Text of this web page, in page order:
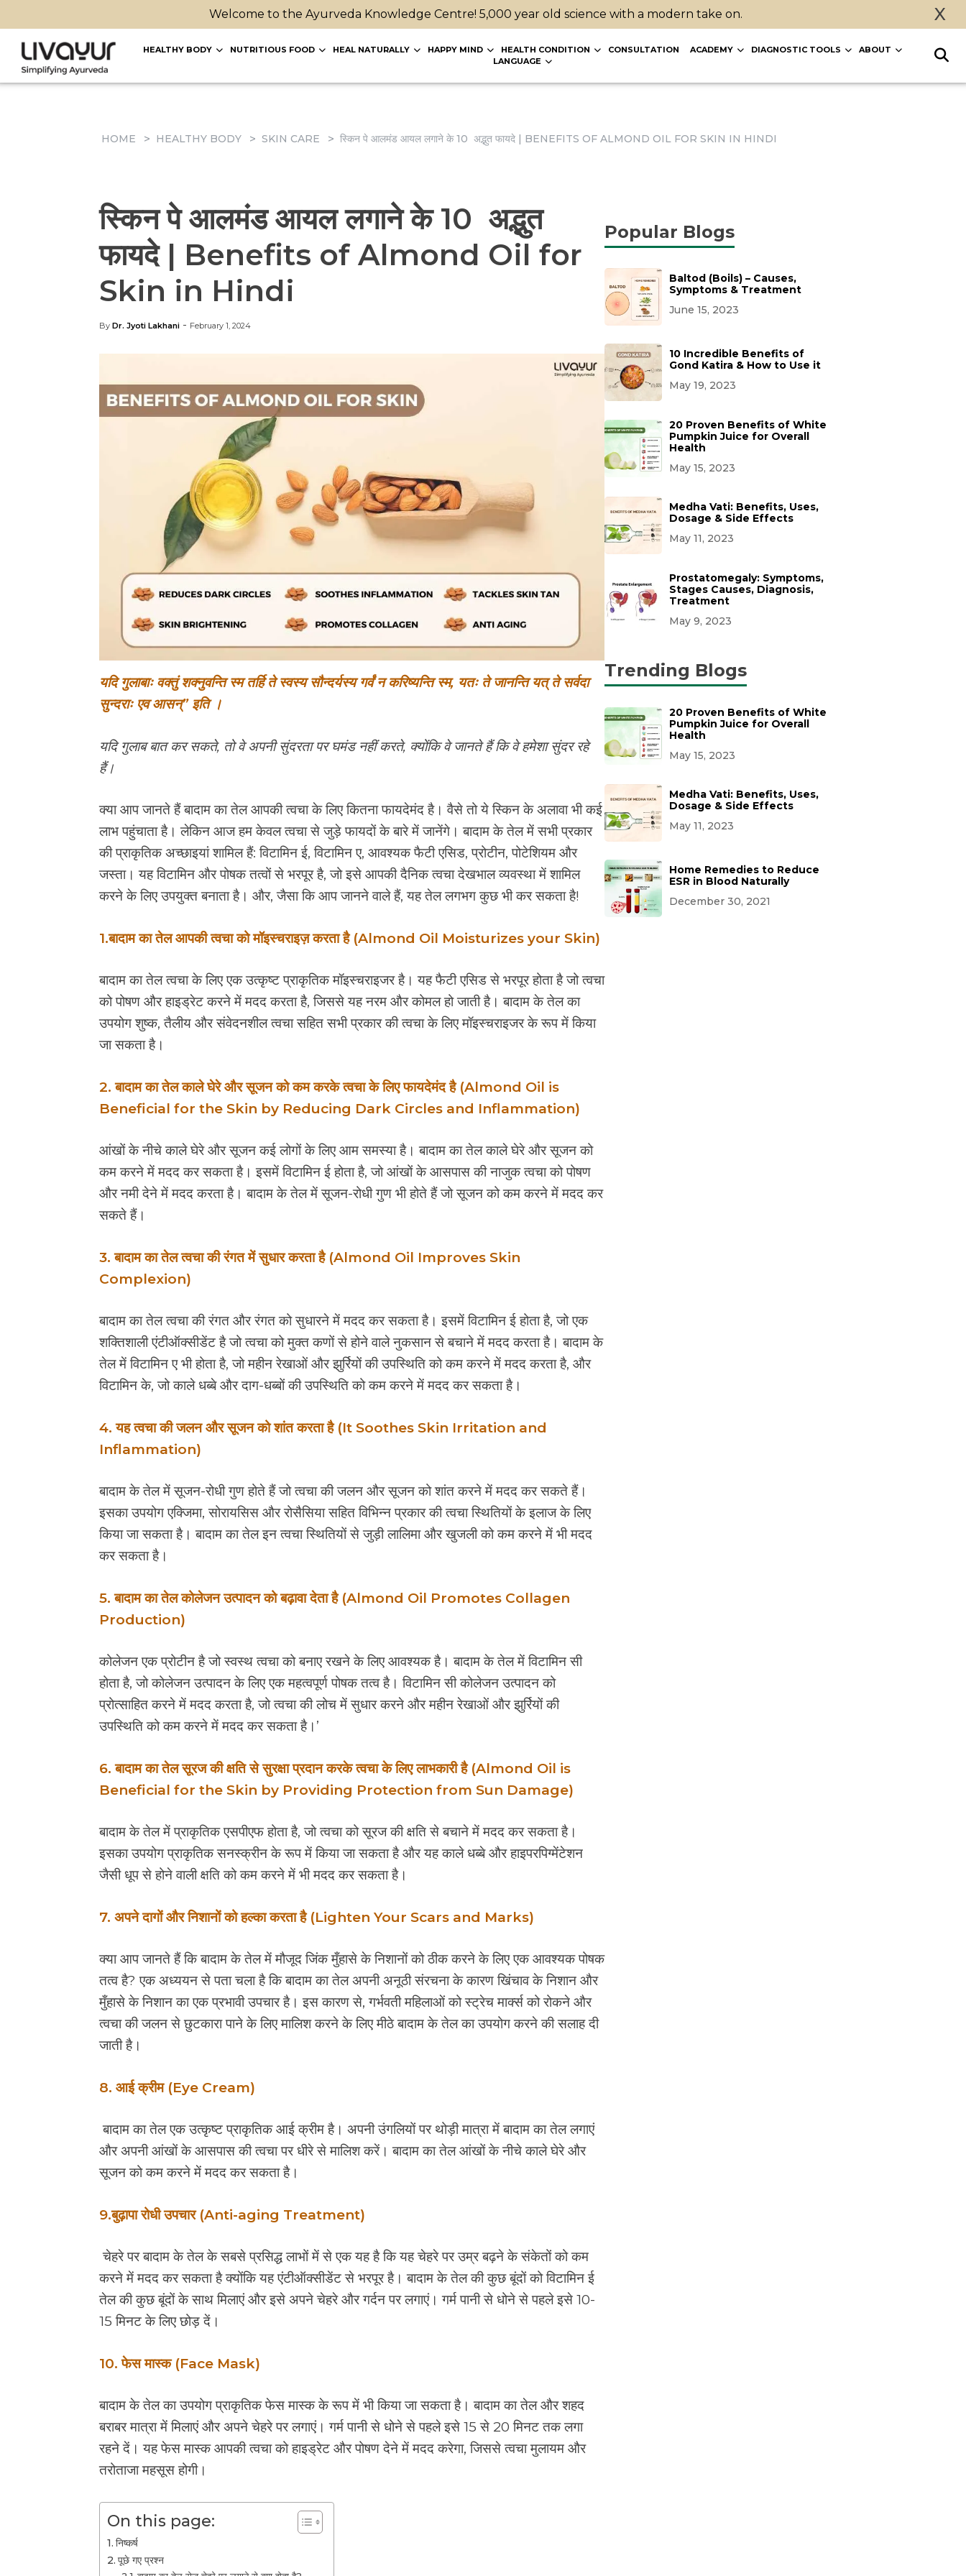
Welcome to the Ayurveda Knowledge Centre! 5,000 year old science with a modern take on. X
HEALTHY BODY NUTRITIOUS FOOD HEAL NATURALLY HAPPY MIND HEALTH CONDITION CONSULTATION ACADEMY DIAGNOSTIC TOOLS
ABOUT
LANGUAGE
HOME HEALTHY BODY SKIN CARE स्किन पे आलमंड आयल लगाने के 10 अद्भुत फायदे | BENEFITS OF ALMOND OIL FOR SKIN IN HINDI
स्किन पे आलमंड आयल लगाने के 10 अद्भुत
फायदे | Benefits of Almond Oil for
Skin in Hindi
By Dr. Jyoti Lakhani - February 1, 2024
यदि गुलाबाः वक्तुं शक्नुवन्ति स्म तर्हि ते स्वस्य सौन्दर्यस्य गर्वं न करिष्यन्ति स्म, यतः ते जानन्ति यत् ते सर्वदा
सुन्दराः एव आसन्” इति ।
यदि गुलाब बात कर सकते, तो वे अपनी सुंदरता पर घमंड नहीं करते, क्योंकि वे जानते हैं कि वे हमेशा सुंदर रहे
हैं।
क्या आप जानते हैं बादाम का तेल आपकी त्वचा के लिए कितना फायदेमंद है। वैसे तो ये स्किन के अलावा भी कई
लाभ पहुंचाता है। लेकिन आज हम केवल त्वचा से जुड़े फायदों के बारे में जानेंगे। बादाम के तेल में सभी प्रकार
की प्राकृतिक अच्छाइयां शामिल हैं: विटामिन ई, विटामिन ए, आवश्यक फैटी एसिड, प्रोटीन, पोटेशियम और
जस्ता। यह विटामिन और पोषक तत्वों से भरपूर है, जो इसे आपकी दैनिक त्वचा देखभाल व्यवस्था में शामिल
करने के लिए उपयुक्त बनाता है। और, जैसा कि आप जानने वाले हैं, यह तेल लगभग कुछ भी कर सकता है!
1.बादाम का तेल आपकी त्वचा को मॉइस्चराइज़ करता है (Almond Oil Moisturizes your Skin)
बादाम का तेल त्वचा के लिए एक उत्कृष्ट प्राकृतिक मॉइस्चराइजर है। यह फैटी एसिड से भरपूर होता है जो त्वचा
को पोषण और हाइड्रेट करने में मदद करता है, जिससे यह नरम और कोमल हो जाती है। बादाम के तेल का
उपयोग शुष्क, तैलीय और संवेदनशील त्वचा सहित सभी प्रकार की त्वचा के लिए मॉइस्चराइजर के रूप में किया
जा सकता है।
2. बादाम का तेल काले घेरे और सूजन को कम करके त्वचा के लिए फायदेमंद है (Almond Oil is
Beneficial for the Skin by Reducing Dark Circles and Inflammation)
आंखों के नीचे काले घेरे और सूजन कई लोगों के लिए आम समस्या है। बादाम का तेल काले घेरे और सूजन को
कम करने में मदद कर सकता है। इसमें विटामिन ई होता है, जो आंखों के आसपास की नाजुक त्वचा को पोषण
और नमी देने में मदद करता है। बादाम के तेल में सूजन-रोधी गुण भी होते हैं जो सूजन को कम करने में मदद कर
सकते हैं।
3. बादाम का तेल त्वचा की रंगत में सुधार करता है (Almond Oil Improves Skin
Complexion)
बादाम का तेल त्वचा की रंगत और रंगत को सुधारने में मदद कर सकता है। इसमें विटामिन ई होता है, जो एक
शक्तिशाली एंटीऑक्सीडेंट है जो त्वचा को मुक्त कणों से होने वाले नुकसान से बचाने में मदद करता है। बादाम के
तेल में विटामिन ए भी होता है, जो महीन रेखाओं और झुर्रियों की उपस्थिति को कम करने में मदद करता है, और
विटामिन के, जो काले धब्बे और दाग-धब्बों की उपस्थिति को कम करने में मदद कर सकता है।
4. यह त्वचा की जलन और सूजन को शांत करता है (It Soothes Skin Irritation and
Inflammation)
बादाम के तेल में सूजन-रोधी गुण होते हैं जो त्वचा की जलन और सूजन को शांत करने में मदद कर सकते हैं।
इसका उपयोग एक्जिमा, सोरायसिस और रोसैसिया सहित विभिन्न प्रकार की त्वचा स्थितियों के इलाज के लिए
किया जा सकता है। बादाम का तेल इन त्वचा स्थितियों से जुड़ी लालिमा और खुजली को कम करने में भी मदद
कर सकता है।
5. बादाम का तेल कोलेजन उत्पादन को बढ़ावा देता है (Almond Oil Promotes Collagen
Production)
कोलेजन एक प्रोटीन है जो स्वस्थ त्वचा को बनाए रखने के लिए आवश्यक है। बादाम के तेल में विटामिन सी
होता है, जो कोलेजन उत्पादन के लिए एक महत्वपूर्ण पोषक तत्व है। विटामिन सी कोलेजन उत्पादन को
प्रोत्साहित करने में मदद करता है, जो त्वचा की लोच में सुधार करने और महीन रेखाओं और झुर्रियों की
उपस्थिति को कम करने में मदद कर सकता है।’
6. बादाम का तेल सूरज की क्षति से सुरक्षा प्रदान करके त्वचा के लिए लाभकारी है (Almond Oil is
Beneficial for the Skin by Providing Protection from Sun Damage)
बादाम के तेल में प्राकृतिक एसपीएफ होता है, जो त्वचा को सूरज की क्षति से बचाने में मदद कर सकता है।
इसका उपयोग प्राकृतिक सनस्क्रीन के रूप में किया जा सकता है और यह काले धब्बे और हाइपरपिग्मेंटेशन
जैसी धूप से होने वाली क्षति को कम करने में भी मदद कर सकता है।
7. अपने दागों और निशानों को हल्का करता है (Lighten Your Scars and Marks)
क्या आप जानते हैं कि बादाम के तेल में मौजूद जिंक मुँहासे के निशानों को ठीक करने के लिए एक आवश्यक पोषक
तत्व है? एक अध्ययन से पता चला है कि बादाम का तेल अपनी अनूठी संरचना के कारण खिंचाव के निशान और
मुँहासे के निशान का एक प्रभावी उपचार है। इस कारण से, गर्भवती महिलाओं को स्ट्रेच मार्क्स को रोकने और
त्वचा की जलन से छुटकारा पाने के लिए मालिश करने के लिए मीठे बादाम के तेल का उपयोग करने की सलाह दी
जाती है।
8. आई क्रीम (Eye Cream)
बादाम का तेल एक उत्कृष्ट प्राकृतिक आई क्रीम है। अपनी उंगलियों पर थोड़ी मात्रा में बादाम का तेल लगाएं
और अपनी आंखों के आसपास की त्वचा पर धीरे से मालिश करें। बादाम का तेल आंखों के नीचे काले घेरे और
सूजन को कम करने में मदद कर सकता है।
9.बुढ़ापा रोधी उपचार (Anti-aging Treatment)
चेहरे पर बादाम के तेल के सबसे प्रसिद्ध लाभों में से एक यह है कि यह चेहरे पर उम्र बढ़ने के संकेतों को कम
करने में मदद कर सकता है क्योंकि यह एंटीऑक्सीडेंट से भरपूर है। बादाम के तेल की कुछ बूंदों को विटामिन ई
तेल की कुछ बूंदों के साथ मिलाएं और इसे अपने चेहरे और गर्दन पर लगाएं। गर्म पानी से धोने से पहले इसे 10-
15 मिनट के लिए छोड़ दें।
10. फेस मास्क (Face Mask)
बादाम के तेल का उपयोग प्राकृतिक फेस मास्क के रूप में भी किया जा सकता है। बादाम का तेल और शहद
बराबर मात्रा में मिलाएं और अपने चेहरे पर लगाएं। गर्म पानी से धोने से पहले इसे 15 से 20 मिनट तक लगा
रहने दें। यह फेस मास्क आपकी त्वचा को हाइड्रेट और पोषण देने में मदद करेगा, जिससे त्वचा मुलायम और
तरोताजा महसूस होगी।
On this page:
निष्कर्ष
पूछे गए प्रश्न
Popular Blogs
Baltod (Boils) – Causes,
Symptoms & Treatment
June 15, 2023
10 Incredible Benefits of
Gond Katira & How to Use it
May 19, 2023
20 Proven Benefits of White
Pumpkin Juice for Overall
Health
May 15, 2023
Medha Vati: Benefits, Uses,
Dosage & Side Effects
May 11, 2023
Prostatomegaly: Symptoms,
Stages Causes, Diagnosis,
Treatment
May 9, 2023
Trending Blogs
20 Proven Benefits of White
Pumpkin Juice for Overall
Health
May 15, 2023
Medha Vati: Benefits, Uses,
Dosage & Side Effects
May 11, 2023
Home Remedies to Reduce
ESR in Blood Naturally
December 30, 2021